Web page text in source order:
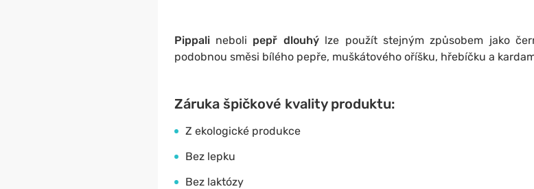
Pippali neboli pepř dlouhý lze použít stejným způsobem jako
podobnou směsi bílého pepře, muškátového oříšku, hřebíčku a
Záruka špičkové kvality produktu:
Z ekologické produkce
Bez lepku
Bez laktózy